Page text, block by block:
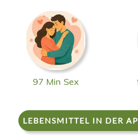
97 Min Sex
LEBENSMITTEL IN DER